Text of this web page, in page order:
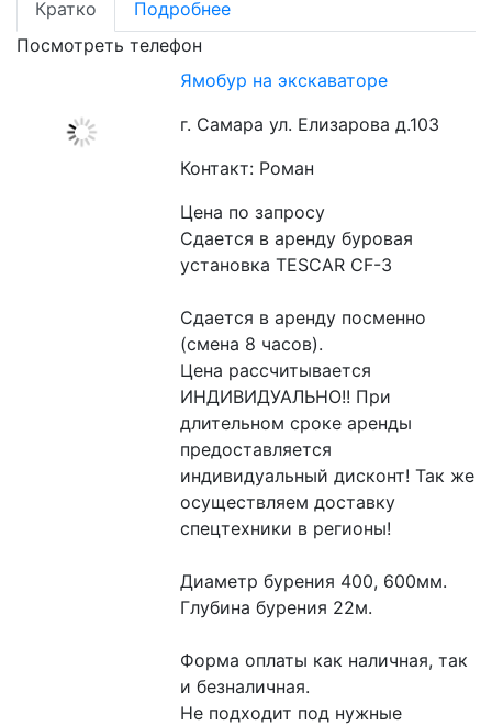
Кратко
Подробнее
Посмотреть телефон
Ямобур на экскаваторе
г. Самара ул. Елизарова д.103
Контакт: Роман
Цена по запросу
Сдается в аренду буровая
установка TESCAR CF-3
Сдается в аренду посменно
(смена 8 часов).
Цена рассчитывается
ИНДИВИДУАЛЬНО!! При
длительном сроке аренды
предоставляется
индивидуальный дисконт! Так же
осуществляем доставку
спецтехники в регионы!
Диаметр бурения 400, 600мм.
Глубина бурения 22м.
Форма оплаты как наличная, так
и безналичная.
Не подходит под нужные